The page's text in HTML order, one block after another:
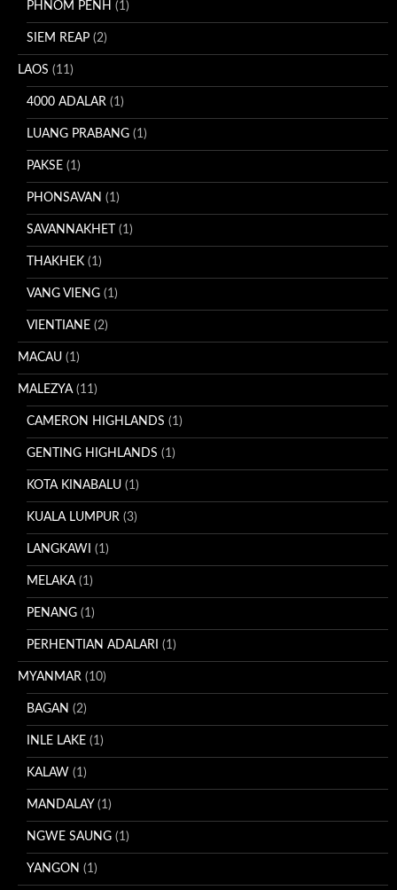
PHNOM PENH (1)
SIEM REAP (2)
LAOS (11)
4000 ADALAR (1)
LUANG PRABANG (1)
PAKSE (1)
PHONSAVAN (1)
SAVANNAKHET (1)
THAKHEK (1)
VANG VIENG (1)
VIENTIANE (2)
MACAU (1)
MALEZYA(11)
CAMERON HIGHLANDS (1)
GENTING HIGHLANDS (1)
KOTA KINABALU (1)
KUALA LUMPUR (3)
LANGKAWI (1)
MELAKA(1)
PENANG (1)
PERHENTIAN ADALARI (1)
MYANMAR (10)
BAGAN (2)
INLE LAKE (1)
KALAW (1)
MANDALAY (1)
NGWE SAUNG (1)
YANGON (1)